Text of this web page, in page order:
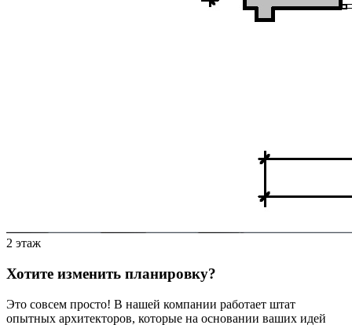
2 этаж
Хотите изменить планировку?
Это совсем просто! В нашей компании работает штат
опытных архитекторов, которые на основании ваших идей